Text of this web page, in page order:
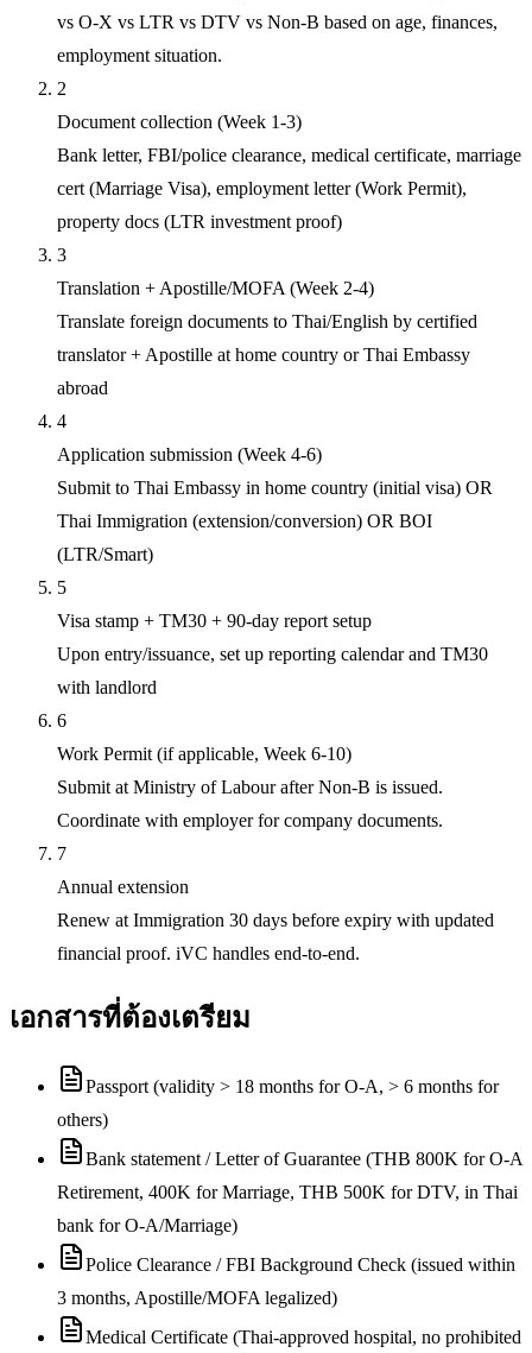
vs O-X vs LTR vs DTV vs Non-B based on age, finances,
employment situation.
2
Document collection (Week 1-3)
Bank letter, FBI/police clearance, medical certificate, marriage
cert (Marriage Visa), employment letter (Work Permit),
property docs (LTR investment proof)
3
Translation + Apostille/MOFA (Week 2-4)
Translate foreign documents to Thai/English by certified
translator + Apostille at home country or Thai Embassy
abroad
4
Application submission (Week 4-6)
Submit to Thai Embassy in home country (initial visa) OR
Thai Immigration (extension/conversion) OR BOI
(LTR/Smart)
5
Visa stamp + TM30 + 90-day report setup
Upon entry/issuance, set up reporting calendar and TM30
with landlord
6
Work Permit (if applicable, Week 6-10)
Submit at Ministry of Labour after Non-B is issued.
Coordinate with employer for company documents.
7
Annual extension
Renew at Immigration 30 days before expiry with updated
financial proof. iVC handles end-to-end.
เอกสารที่ต้องเตรียม
Passport (validity > 18 months for O-A, > 6 months for
others)
Bank statement / Letter of Guarantee (THB 800K for O-A
Retirement, 400K for Marriage, THB 500K for DTV, in Thai
bank for O-A/Marriage)
Police Clearance / FBI Background Check (issued within
3 months, Apostille/MOFA legalized)
Medical Certificate (Thai-approved hospital, no prohibited